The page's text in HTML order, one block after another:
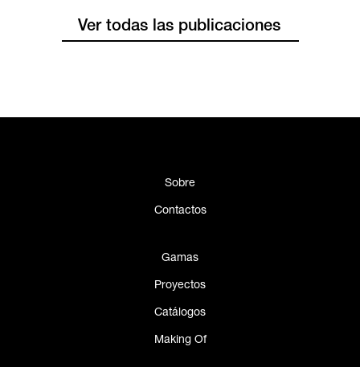
Ver todas las publicaciones
Sobre
Contactos
Gamas
Proyectos
Catálogos
Making Of